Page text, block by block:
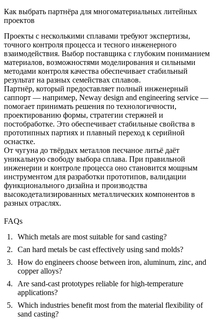
Как выбрать партнёра для многоматериальных литейных
проектов
Проекты с несколькими сплавами требуют экспертизы,
точного контроля процесса и тесного инженерного
взаимодействия. Выбор поставщика с глубоким пониманием
материалов, возможностями моделирования и сильными
методами контроля качества обеспечивает стабильный
результат на разных семействах сплавов.
Партнёр, который предоставляет полный инженерный
саппорт — например, Neway design and engineering service —
помогает принимать решения по технологичности,
проектированию формы, стратегии стержней и
постобработке. Это обеспечивает стабильные свойства в
прототипных партиях и плавный переход к серийной
оснастке.
От чугуна до твёрдых металлов песчаное литьё даёт
уникальную свободу выбора сплава. При правильной
инженерии и контроле процесса оно становится мощным
инструментом для разработки прототипов, валидации
функционального дизайна и производства
высокодетализированных металлических компонентов в
разных отраслях.
FAQs
Which metals are most suitable for sand casting?
Can hard metals be cast effectively using sand molds?
How do engineers choose between iron, aluminum, zinc, and
copper alloys?
Are sand-cast prototypes reliable for high-temperature
applications?
Which industries benefit most from the material flexibility of
sand casting?